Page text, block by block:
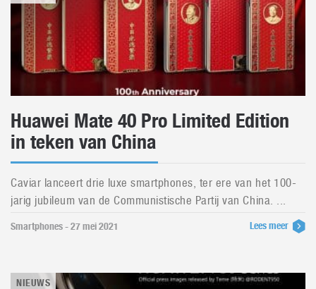
Huawei Mate 40 Pro Limited Edition
in teken van China
Caviar lanceert drie luxe smartphones, ter ere van het 100-
jarig jubileum van de Communistische Partij van China. ...
Smartphones - 27 mei 2021 Lees meer
NIEUWS